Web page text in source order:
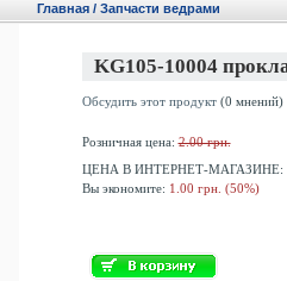
Главная / Запчасти ведрами
KG105-10004
Обсудить этот продукт(0 мнений)
Розничная цена:2.00 грн.
ЦЕНА В ИНТЕРНЕТ-МАГАЗИНЕ:
Вы экономите: 1.00 грн. (50%)